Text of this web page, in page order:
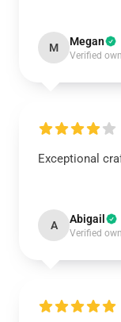
M Megan
Verified
Exceptional
A Abigail
Verified